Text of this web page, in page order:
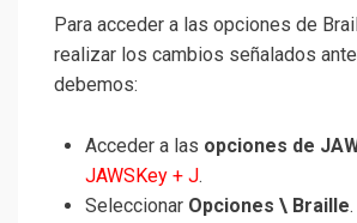
Para acceder a las opciones de
realizar los cambios señalados
debemos:
Acceder a las opciones de
JAWSKey + J.
Seleccionar Opciones \ Braille.